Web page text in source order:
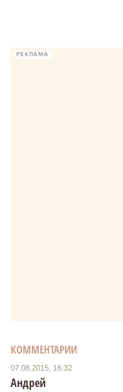
РЕКЛАМА
КОММЕНТАРИИ
07.08.2015, 16:32
Андрей